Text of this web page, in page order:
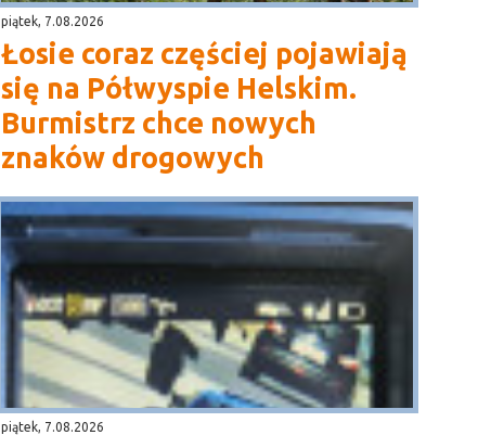
piątek, 7.08.2026
Łosie coraz częściej pojawiają
się na Półwyspie Helskim.
Burmistrz chce nowych
znaków drogowych
piątek, 7.08.2026